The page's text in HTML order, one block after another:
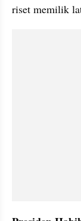
riset memilik